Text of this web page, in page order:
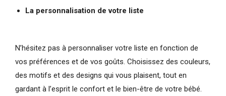
La personnalisation de votre liste
N’hésitez pas à personnaliser votre liste en fonction de
vos préférences et de vos goûts. Choisissez des couleurs,
des motifs et des designs qui vous plaisent, tout en
gardant à l’esprit le confort et le bien-être de votre bébé.